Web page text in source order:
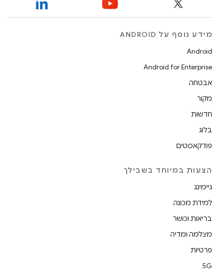
מידע נוסף על ANDROID
Android
Android for Enterprise
אבטחה
מקור
חדשות
בלוג
פודקאסטים
הצעות במיוחד בשבילך
גיימינג
למידת מכונה
בריאות וכושר
מצלמה ומדיה
פרטיות
5G